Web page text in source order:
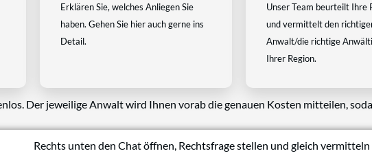
Erklären Sie, welches Anliegen Sie
haben. Gehen Sie hier auch gerne ins
Detail.
Unser Team beurteilt Ihre
und vermittelt den
Anwalt/die richtige
Ihrer Region.
Der jeweilige Anwalt wird Ihnen vorab die genauen Kosten mitteilen,
Rechts unten den Chat öffnen, Rechtsfrage stellen und gleich vermitteln